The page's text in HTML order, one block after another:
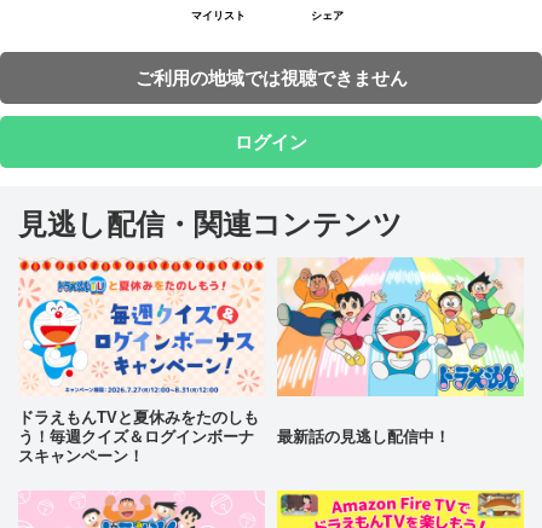
るのび太だったが、そこにセワシくんがあらわれた！
たのび太は、セワシくんとともに最後まで宇宙人と戦うことを決意する
マイリスト シェア
ご利用の地域では視聴できません
ログイン
見逃し配信・関連コンテンツ
ドラえもんTVと夏休みをたのしも
う！毎週クイズ＆ログインボーナ
スキャンペーン！
最新話の見逃し配信中！